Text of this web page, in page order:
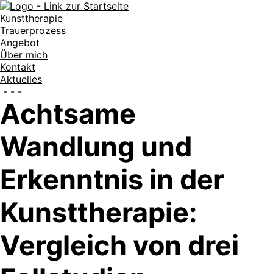
Kunsttherapie
Trauerprozess
Angebot
Über mich
Kontakt
Aktuelles
- - -
Achtsame
Wandlung und
Erkenntnis in der
Kunsttherapie:
Vergleich von drei